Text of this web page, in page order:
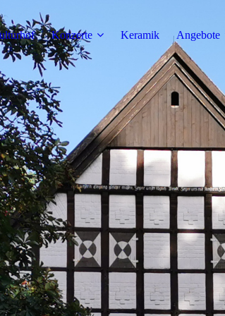
Konzerte Keramik Angebote